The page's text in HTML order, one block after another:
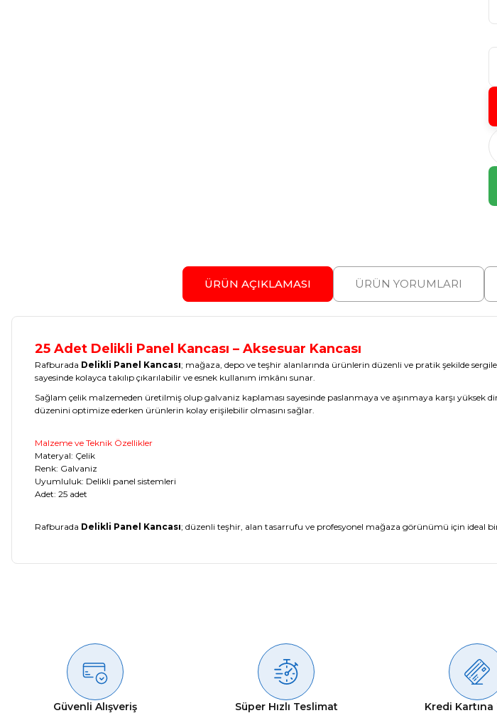
ÜRÜN AÇIKLAMASI ÜRÜN YORUMLARI
25 Adet Delikli Panel Kancası – Aksesuar Kancası
Rafburada Delikli Panel Kancası; mağaza, depo ve teşhir alanlarında ürünlerin düzenli ve pratik şekilde
sayesinde kolayca takılıp çıkarılabilir ve esnek kullanım imkânı sunar.
Sağlam çelik malzemeden üretilmiş olup galvaniz kaplaması sayesinde paslanmaya ve aşınmaya karşı
düzenini optimize ederken ürünlerin kolay erişilebilir olmasını sağlar.
Malzeme ve Teknik Özellikler
Materyal: Çelik
Renk: Galvaniz
Uyumluluk: Delikli panel sistemleri
Adet: 25 adet
Rafburada Delikli Panel Kancası; düzenli teşhir, alan tasarrufu ve profesyonel mağaza görünümü için ideal
Yorum
Soru Sor
Güvenli Alışveriş Süper Hızlı Teslimat Kredi